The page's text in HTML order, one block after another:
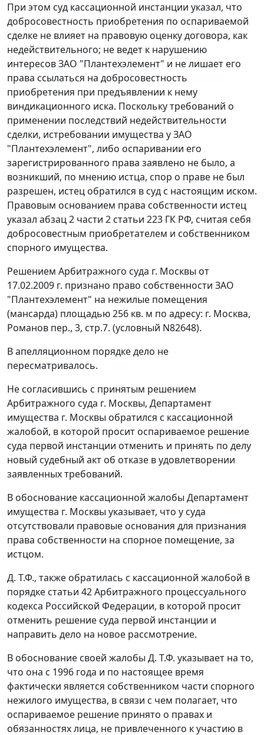
При этом суд кассационной инстанции указал, что
добросовестность приобретения по оспариваемой
сделке не влияет на правовую оценку договора, как
недействительного; не ведет к нарушению
интересов ЗАО "Плантехэлемент" и не лишает его
права ссылаться на добросовестность
приобретения при предъявлении к нему
виндикационного иска. Поскольку требований о
применении последствий недействительности
сделки, истребовании имущества у ЗАО
"Плантехэлемент", либо оспаривании его
зарегистрированного права заявлено не было, а
возникший, по мнению истца, спор о праве не был
разрешен, истец обратился в суд с настоящим иском.
Правовым основанием права собственности истец
указал абзац 2 части 2 статьи 223 ГК РФ, считая себя
добросовестным приобретателем и собственником
спорного имущества.
Решением Арбитражного суда г. Москвы от
17.02.2009 г. признано право собственности ЗАО
"Плантехэлемент" на нежилые помещения
(мансарда) площадью 256 кв. м по адресу: г. Москва,
Романов пер., 3, стр.7. (условный N82648).
В апелляционном порядке дело не
пересматривалось.
Не согласившись с принятым решением
Арбитражного суда г. Москвы, Департамент
имущества г. Москвы обратился с кассационной
жалобой, в которой просит оспариваемое решение
суда первой инстанции отменить и принять по делу
новый судебный акт об отказе в удовлетворении
заявленных требований.
В обоснование кассационной жалобы Департамент
имущества г. Москвы указывает, что у суда
отсутствовали правовые основания для признания
права собственности на спорное помещение, за
истцом.
Д. Т.Ф., также обратилась с кассационной жалобой в
порядке статьи 42Арбитражного процессуального
кодекса Российской Федерации, в которой просит
отменить решение суда первой инстанции и
направить дело на новое рассмотрение.
В обоснование своей жалобы Д. Т.Ф. указывает на то,
что она с 1996 года и по настоящее время
фактически является собственником части спорного
нежилого имущества, в связи с чем полагает, что
оспариваемое решение принято о правах и
обязанностях лица, не привлеченного к участию в